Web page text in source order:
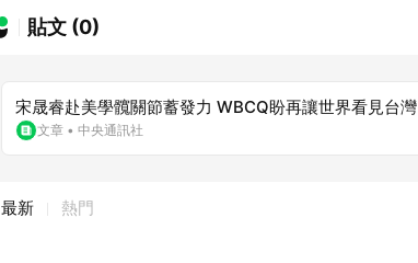
貼文 (0)
宋晟睿赴美學髖關節蓄發力 WBCQ盼再讓世界看見台灣
文章 • 中央通訊社
最新 熱門